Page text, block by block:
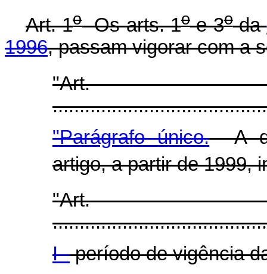
Art. 1oOs arts. 1oe 3oda
1996, passam vigorar com a
"Art.
"Parágrafo único.A
artigo, a partir de 1999,
"Art.
I -período de vigência